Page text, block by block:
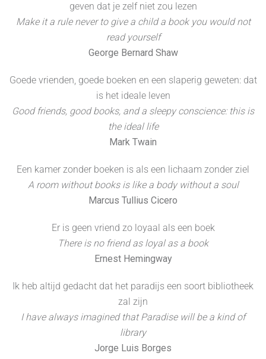
geven dat je zelf niet zou lezen
Make it a rule never to give a child a book you would not
read yourself
George Bernard Shaw
Goede vrienden, goede boeken en een slaperig geweten: dat
is het ideale leven
Good friends, good books, and a sleepy conscience: this is
the ideal life
Mark Twain
Een kamer zonder boeken is als een lichaam zonder ziel
A room without books is like a body without a soul
Marcus Tullius Cicero
Er is geen vriend zo loyaal als een boek
There is no friend as loyal as a book
Ernest Hemingway
Ik heb altijd gedacht dat het paradijs een soort bibliotheek
zal zijn
I have always imagined that Paradise will be a kind of
library
Jorge Luis Borges